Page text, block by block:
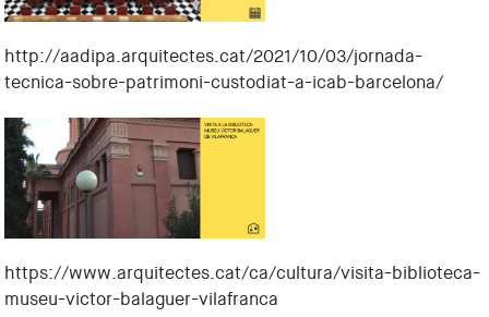
http://aadipa.arquitectes.cat/2021/10/03/jornada-
tecnica-sobre-patrimoni-custodiat-a-icab-barcelona/
https://www.arquitectes.cat/ca/cultura/visita-biblioteca-
museu-victor-balaguer-vilafranca